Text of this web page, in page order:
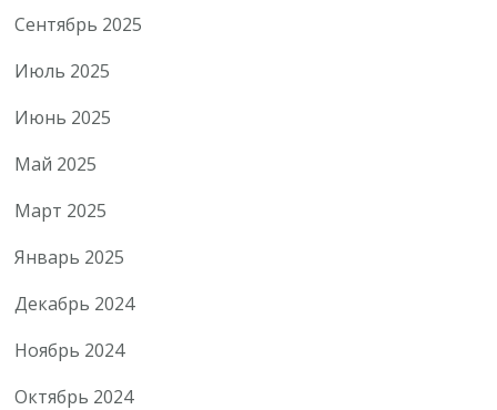
Сентябрь 2025
Июль 2025
Июнь 2025
Май 2025
Март 2025
Январь 2025
Декабрь 2024
Ноябрь 2024
Октябрь 2024